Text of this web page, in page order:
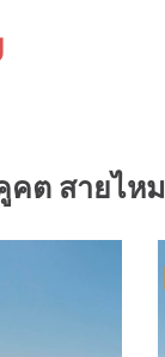
คต สายไหม